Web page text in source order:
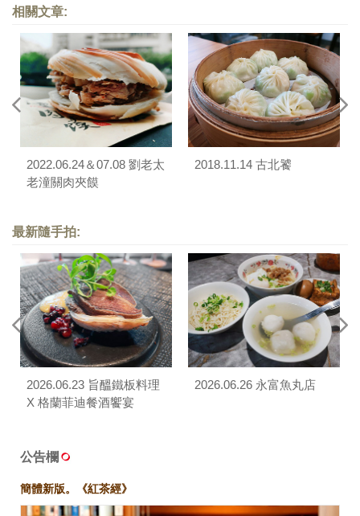
相關文章:
2022.06.24＆07.08 劉老太
老潼關肉夾饃
2018.11.14 古北饕
最新隨手拍:
2026.06.23 旨醞鐵板料理
X 格蘭菲迪餐酒饗宴
2026.06.26 永富魚丸店
公告欄
簡體新版。《紅茶經》